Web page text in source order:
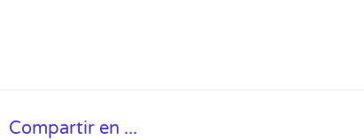
Compartir en ...